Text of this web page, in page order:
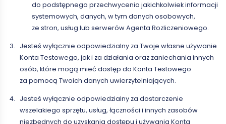
do podstępnego przechwycenia jakichkolwiek informacji
systemowych, danych, w tym danych osobowych,
ze stron, usług lub serwerów Agenta Rozliczeniowego.
Jesteś wyłącznie odpowiedzialny za Twoje własne używanie
Konta Testowego, jak i za działania oraz zaniechania innych
osób, które mogą mieć dostęp do Konta Testowego
za pomocą Twoich danych uwierzytelniających.
Jesteś wyłącznie odpowiedzialny za dostarczenie
wszelakiego sprzętu, usług, łączności i innych zasobów
niezbędnych do uzyskania dostępu i używania Konta